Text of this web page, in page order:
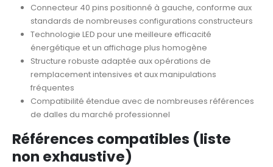
Connecteur 40 pins positionné à gauche, conforme aux
standards de nombreuses configurations constructeurs
Technologie LED pour une meilleure efficacité
énergétique et un affichage plus homogène
Structure robuste adaptée aux opérations de
remplacement intensives et aux manipulations
fréquentes
Compatibilité étendue avec de nombreuses références
de dalles du marché professionnel
Références compatibles (liste
non exhaustive)